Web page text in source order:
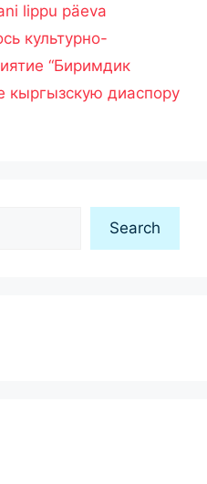
lippu päeva
культурно-
“Биримдик
кыргызскую диаспору
Search